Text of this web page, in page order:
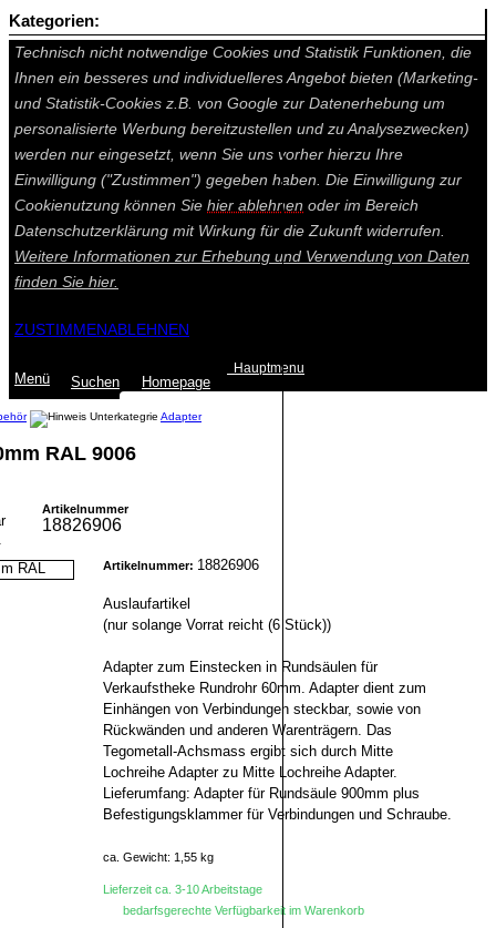
Auf dieser Seite werden technisch notwendige Cookies gesetzt.
Technisch nicht notwendige Cookies und Statistik Funktionen, die
Ihnen ein besseres und individuelleres Angebot bieten (Marketing-
und Statistik-Cookies z.B. von Google zur Datenerhebung um
personalisierte Werbung bereitzustellen und zu Analysezwecken)
werden nur eingesetzt, wenn Sie uns vorher hierzu Ihre
Einwilligung ("Zustimmen") gegeben haben. Die Einwilligung zur
Cookienutzung können Sie hier ablehnen oder im Bereich
Datenschutzerklärung mit Wirkung für die Zukunft widerrufen.
Weitere Informationen zur Erhebung und Verwendung von Daten
finden Sie hier.
ZUSTIMMENABLEHNEN
Menü Suchen Homepage
Hauptmenu
Adapter
RAL 9006
Artikelnummer
18826906
Artikelnummer: 18826906
Auslaufartikel
(nur solange Vorrat reicht (6 Stück))
Adapter zum Einstecken in Rundsäulen für
Verkaufstheke Rundrohr 60mm. Adapter dient zum
Einhängen von Verbindungen steckbar, sowie von
Rückwänden und anderen Warenträgern. Das
Tegometall-Achsmass ergibt sich durch Mitte
Lochreihe Adapter zu Mitte Lochreihe Adapter.
Lieferumfang: Adapter für Rundsäule 900mm plus
Befestigungsklammer für Verbindungen und Schraube.
ca. Gewicht: 1,55 kg
Lieferzeit ca. 3-10 Arbeitstage
bedarfsgerechte Verfügbarkeit im Warenkorb
Kategorien: